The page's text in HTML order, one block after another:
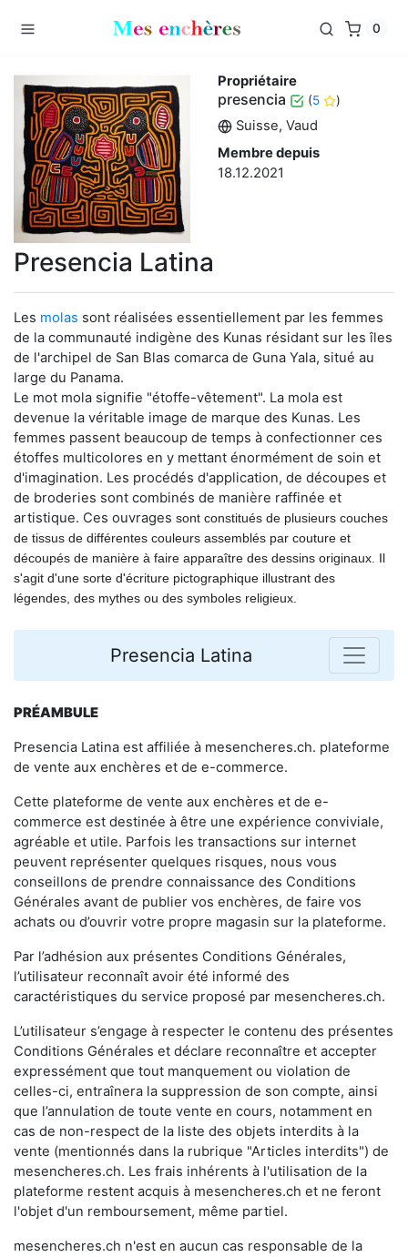
0
Propriétaire
presencia (5 )
Suisse, Vaud
Membre depuis
18.12.2021
Presencia Latina
Les molas sont réalisées essentiellement par les femmes
de la communauté indigène des Kunas résidant sur les îles
de l'archipel de San Blas comarca de Guna Yala, situé au
large du Panama.
Le mot mola signifie "étoffe-vêtement". La mola est
devenue la véritable image de marque des Kunas. Les
femmes passent beaucoup de temps à confectionner ces
étoffes multicolores en y mettant énormément de soin et
d'imagination. Les procédés d'application, de découpes et
de broderies sont combinés de manière raffinée et
artistique. Ces ouvrages sont constitués de plusieurs couches
de tissus de différentes couleurs assemblés par couture et
découpés de manière à faire apparaître des dessins originaux. Il
s'agit d'une sorte d'écriture pictographique illustrant des
légendes, des mythes ou des symboles religieux.
Presencia Latina
PRÉAMBULE
Presencia Latina est affiliée à mesencheres.ch. plateforme
de vente aux enchères et de e-commerce.
Cette plateforme de vente aux enchères et de e-
commerce est destinée à être une expérience conviviale,
agréable et utile. Parfois les transactions sur internet
peuvent représenter quelques risques, nous vous
conseillons de prendre connaissance des Conditions
Générales avant de publier vos enchères, de faire vos
achats ou d’ouvrir votre propre magasin sur la plateforme.
Par l’adhésion aux présentes Conditions Générales,
l’utilisateur reconnaît avoir été informé des
caractéristiques du service proposé par mesencheres.ch.
L’utilisateur s’engage à respecter le contenu des présentes
Conditions Générales et déclare reconnaître et accepter
expressément que tout manquement ou violation de
celles-ci, entraînera la suppression de son compte, ainsi
que l’annulation de toute vente en cours, notamment en
cas de non-respect de la liste des objets interdits à la
vente (mentionnés dans la rubrique "Articles interdits") de
mesencheres.ch. Les frais inhérents à l'utilisation de la
plateforme restent acquis à mesencheres.ch et ne feront
l'objet d'un remboursement, même partiel.
mesencheres.ch n'est en aucun cas responsable de la